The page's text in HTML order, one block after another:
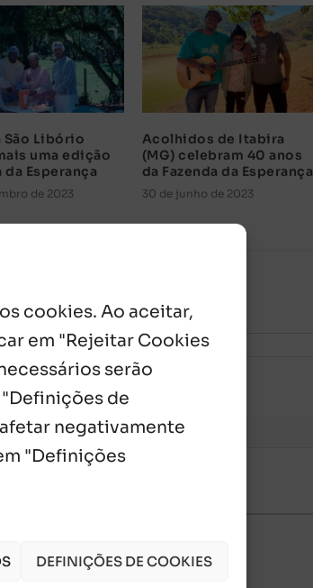
cookies. Ao aceitar,
em "Rejeitar Cookies
serão
de
negativamente
"Definições
DEFINIÇÕES DE COOKIES
São Libório
uma edição
da Esperança
de 2023
Acolhidos de Itabira
(MG) celebram 40 anos
da Fazenda da Esperança
30 de junho de 2023